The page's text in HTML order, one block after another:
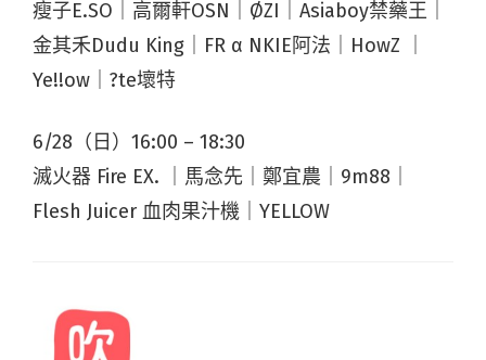
瘦子E.SO｜高爾軒OSN｜ØZI｜Asiaboy禁藥王｜
金其禾Dudu King｜FR α NKIE阿法｜HowZ ｜
Ye!!ow｜?te壞特
6/28（日）16:00 – 18:30
滅火器 Fire EX. ｜馬念先｜鄭宜農｜9m88｜
Flesh Juicer 血肉果汁機｜YELLOW